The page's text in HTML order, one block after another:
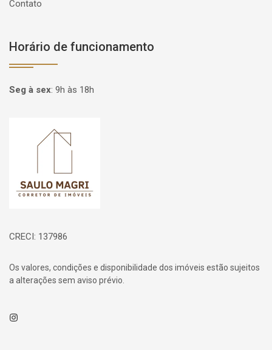
Contato
Horário de funcionamento
Seg à sex: 9h às 18h
Página inicial
CRECI: 137986
Os valores, condições e disponibilidade dos imóveis estão sujeitos
a alterações sem aviso prévio.
Instagram